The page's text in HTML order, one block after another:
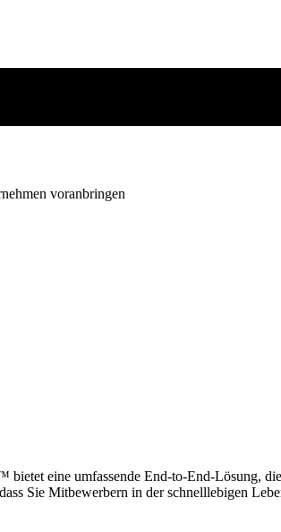
voranbringen
eine umfassende End-to-End-Lösung,
Sie Mitbewerbern in der schnelllebigen